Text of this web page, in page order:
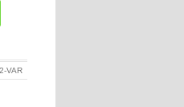
VAR